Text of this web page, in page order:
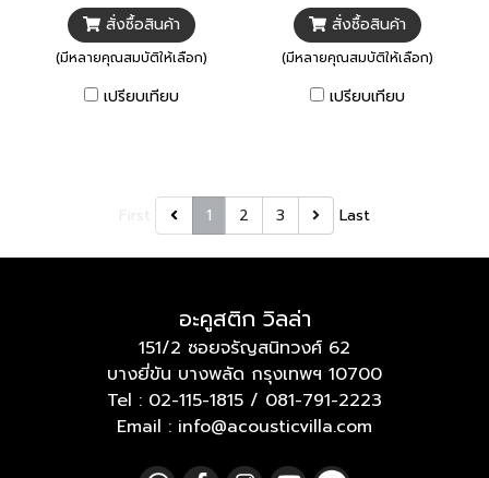
สั่งซื้อสินค้า
(มีหลายคุณสมบัติให้เลือก)
เปรียบเทียบ
สั่งซื้อสินค้า
(มีหลายคุณสมบัติให้เลือก)
เปรียบเทียบ
1 2 3 Last
อะคูสติก วิลล่า
151/2 ซอยจรัญสนิทวงศ์ 62
บางยี่ขัน บางพลัด กรุงเทพฯ 10700
Tel : 02-115-1815 / 081-791-2223
Email : info@acousticvilla.com